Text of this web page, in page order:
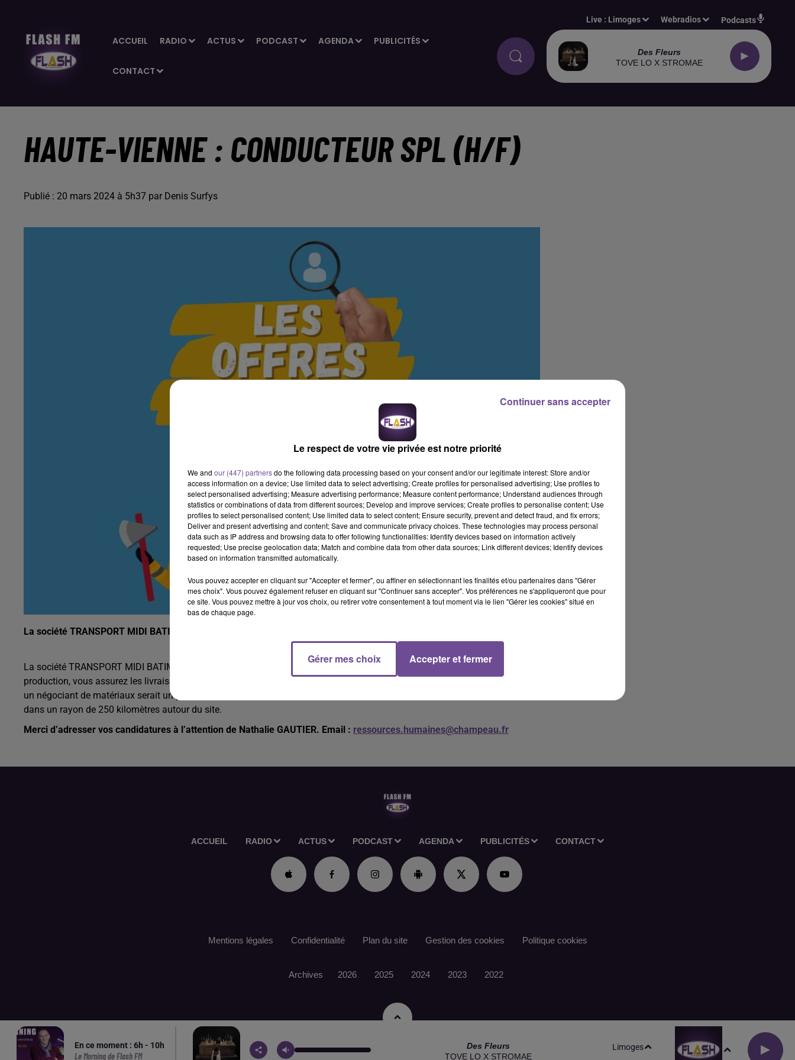
ACCUEIL RADIO ACTUS PODCAST AGENDA PUBLICITÉS
CONTACT
Live : Limoges Webradios Podcasts
Des Fleurs
TOVE LO X STROMAE
HAUTE-VIENNE : CONDUCTEUR SPL (H/F)
Publié : 20 mars 2024 à 5h37 par Denis Surfys
La société TRANSPORT MIDI BATIMENT basée à Eymoutiers recherche un conducteur SPL (H/F).
La société TRANSPORT MIDI BATIMENT basée à Eymoutiers recherche un conducteur SPL (H/F). Depuis l’unité de
production, vous assurez les livraisons régionales de charpentes et le déchargement sur les chantiers. Une expérience chez
un négociant de matériaux serait un plus. Le CACES Grue est souhaité. Il s’agit d’un CDI. Vous serez amené à vous déplacer
dans un rayon de 250 kilomètres autour du site.
Merci d’adresser vos candidatures à l’attention de Nathalie GAUTIER. Email : ressources.humaines@champeau.fr
ACCUEIL RADIO ACTUS PODCAST AGENDA PUBLICITÉS CONTACT
En ce moment : 6h - 10h
Le Morning de Flash FM
Des Fleurs
TOVE LO X STROMAE
Limoges
Mentions légales Confidentialité Plan du site Gestion des cookies Politique cookies
Archives 2026 2025 2024 2023 2022
Le respect de votre vie privée est notre priorité
We and our (447) partnersdo the following data processing based on your consent and/or our legitimate interest: Store and/or
access information on a device; Use limited data to select advertising; Create profiles for personalised advertising; Use profiles to
select personalised advertising; Measure advertising performance; Measure content performance; Understand audiences through
statistics or combinations of data from different sources; Develop and improve services; Create profiles to personalise content; Use
profiles to select personalised content; Use limited data to select content; Ensure security, prevent and detect fraud, and fix errors;
Deliver and present advertising and content; Save and communicate privacy choices. These technologies may process personal
data such as IP address and browsing data to offer following functionalities: Identify devices based on information actively
requested; Use precise geolocation data; Match and combine data from other data sources; Link different devices; Identify devices
based on information transmitted automatically.
Vous pouvez accepter en cliquant sur "Accepter et fermer", ou affiner en sélectionnant les finalités et/ou partenaires dans "Gérer
mes choix". Vous pouvez également refuser en cliquant sur "Continuer sans accepter". Vos préférences ne s'appliqueront que pour
ce site. Vous pouvez mettre à jour vos choix, ou retirer votre consentement à tout moment via le lien "Gérer les cookies" situé en
bas de chaque page.
Gérer mes choix Accepter et fermer
Continuer sans accepter